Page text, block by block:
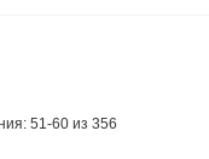
51-60 из 356